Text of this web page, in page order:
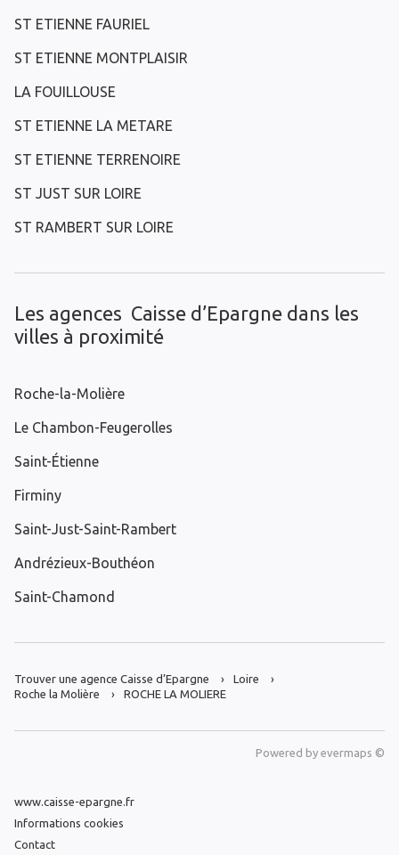
ST ETIENNE FAURIEL
ST ETIENNE MONTPLAISIR
LA FOUILLOUSE
ST ETIENNE LA METARE
ST ETIENNE TERRENOIRE
ST JUST SUR LOIRE
ST RAMBERT SUR LOIRE
Les agences Caisse d’Epargne dans les
villes à proximité
Roche-la-Molière
Le Chambon-Feugerolles
Saint-Étienne
Firminy
Saint-Just-Saint-Rambert
Andrézieux-Bouthéon
Saint-Chamond
Trouver une agence Caisse d’Epargne
Loire
Roche la Molière
ROCHE LA MOLIERE
Powered by evermaps ©
www.caisse-epargne.fr
Informations cookies
Contact